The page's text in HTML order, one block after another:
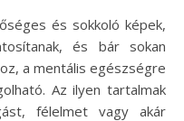
és sokkoló képek,
és bár sokan
a mentális egészségre
Az ilyen tartalmak
félelmet vagy akár